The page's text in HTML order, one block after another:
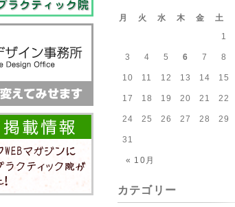
月 火 水 木 金 土
« 10月
1
3 4 5 6 7 8
10 11 12 13 14 15
17 18 19 20 21 22
24 25 26 27 28 29
31
カテゴリー